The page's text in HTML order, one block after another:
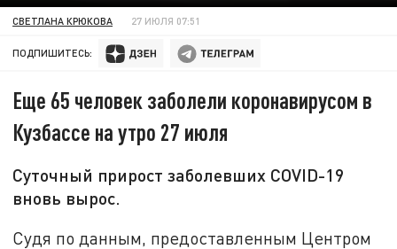
СВЕТЛАНА КРЮКОВА 27 ИЮЛЯ 07:51
ПОДПИШИТЕСЬ:
Еще 65 человек заболели коронавирусом в
Кузбассе на утро 27 июля
Суточный прирост заболевших COVID-19
вновь вырос.
Судя по данным, предоставленным Центром